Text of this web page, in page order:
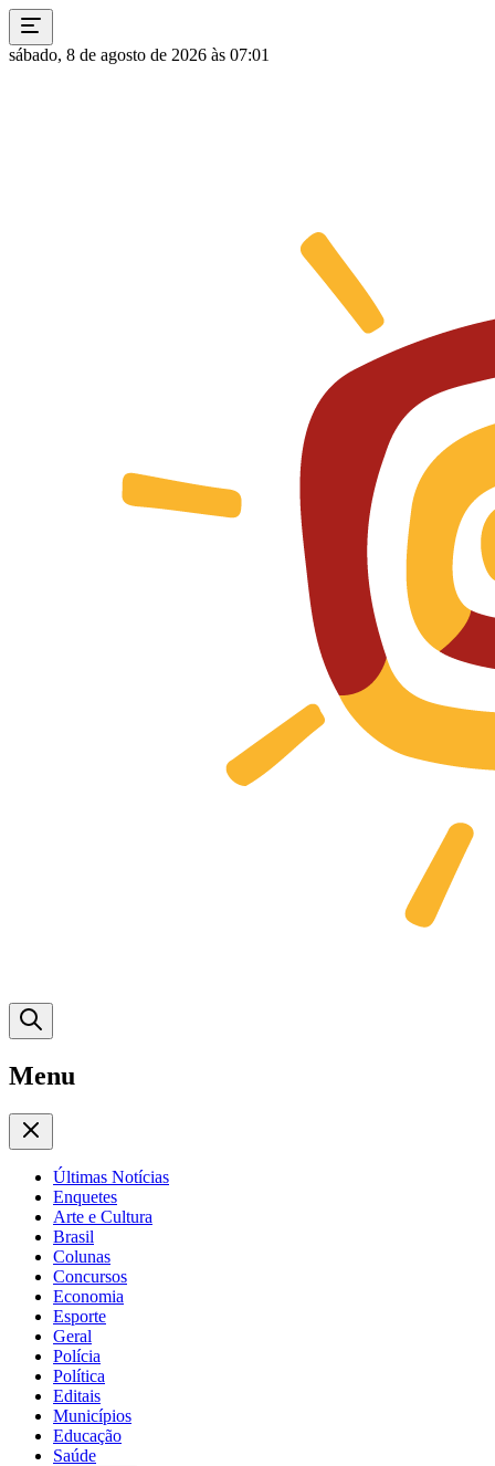
sábado, 8 de agosto de 2026 às 07:01
Menu
Últimas Notícias
Enquetes
Arte e Cultura
Brasil
Colunas
Concursos
Economia
Esporte
Geral
Polícia
Política
Editais
Municípios
Educação
Saúde